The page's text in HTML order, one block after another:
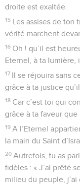
Car je suis
m’imposes. Je suis à
par les angoisses
elles m’assaillent
compagnie est celle
La Bible Du Semeur
All